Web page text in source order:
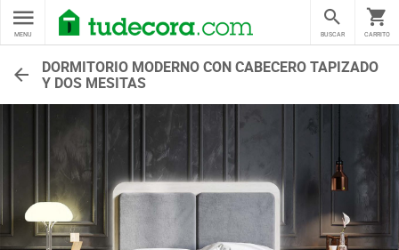
MENU CARRITO
BUSCAR
DORMITORIO MODERNO CON CABECERO TAPIZADO
Y DOS MESITAS